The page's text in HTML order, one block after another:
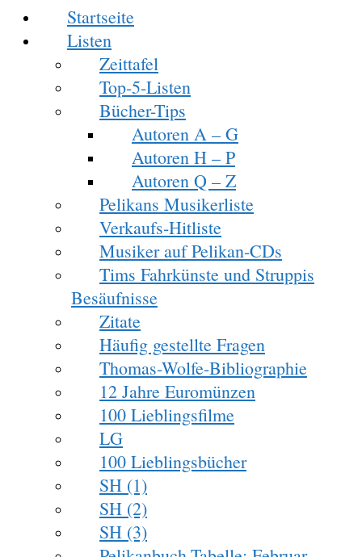
Startseite
Listen
Zeittafel
Top-5-Listen
Bücher-Tips
Autoren A – G
Autoren H – P
Autoren Q – Z
Pelikans Musikerliste
Verkaufs-Hitliste
Musiker auf Pelikan-CDs
Tims Fahrkünste und Struppis
Besäufnisse
Zitate
Häufig gestellte Fragen
Thomas-Wolfe-Bibliographie
12 Jahre Euromünzen
100 Lieblingsfilme
LG
100 Lieblingsbücher
SH (1)
SH (2)
SH (3)